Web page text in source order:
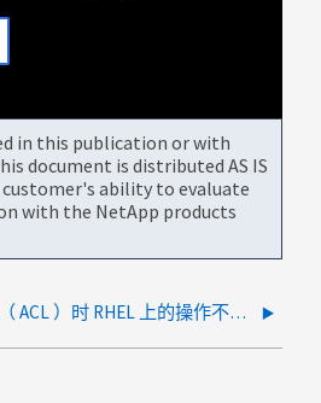
in this publication or with
document is distributed AS IS
ability to evaluate
with the NetApp products
设置 NFSv4 访问控制列表（ ACL ）时 RHEL 上的操作不受支持错误